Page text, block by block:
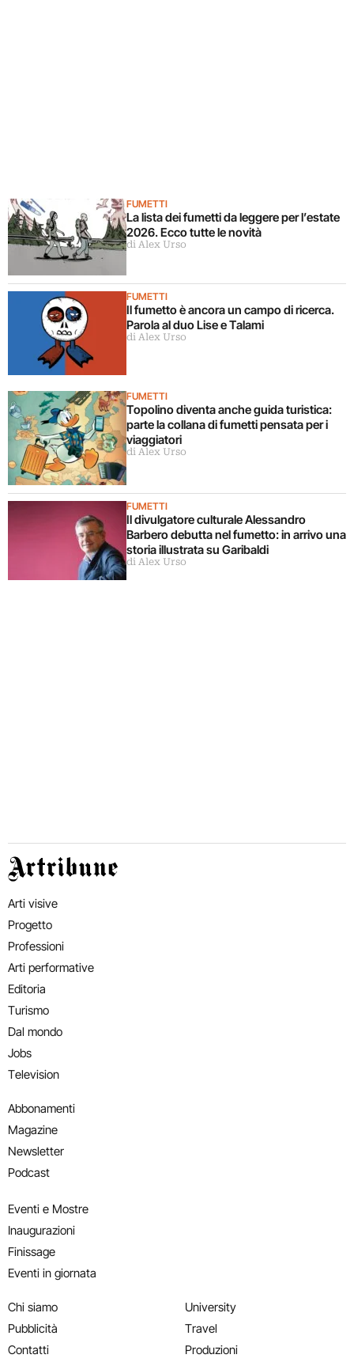
FUMETTI
La lista dei fumetti da leggere per l’estate
2026. Ecco tutte le novità
di Alex Urso
FUMETTI
Il fumetto è ancora un campo di ricerca.
Parola al duo Lise e Talami
di Alex Urso
FUMETTI
Topolino diventa anche guida turistica:
parte la collana di fumetti pensata per i
viaggiatori
di Alex Urso
FUMETTI
Il divulgatore culturale Alessandro
Barbero debutta nel fumetto: in arrivo una
storia illustrata su Garibaldi
di Alex Urso
Artribune
Arti visive
Progetto
Professioni
Arti performative
Editoria
Turismo
Dal mondo
Jobs
Television
Abbonamenti
Magazine
Newsletter
Podcast
Eventi e Mostre
Inaugurazioni
Finissage
Eventi in giornata
Chi siamo
Pubblicità
Contatti
University
Travel
Produzioni